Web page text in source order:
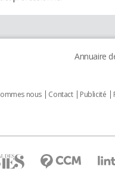
Annuaire
nous Contact Publicité